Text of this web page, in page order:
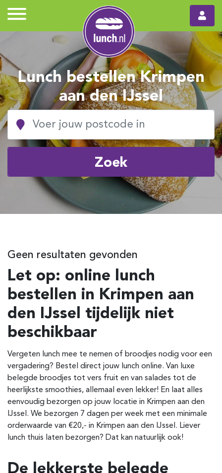
Lunch bestellen Krimpen
aan den IJssel
Zoek
Geen resultaten gevonden
Let op: online lunch
bestellen in Krimpen aan
den IJssel tijdelijk niet
beschikbaar
Vergeten lunch mee te nemen of broodjes nodig voor een
vergadering? Bestel direct jouw lunch online. Van luxe
belegde broodjes tot vers fruit en van salades tot de
heerlijkste smoothies, allemaal even lekker! En laat alles
eenvoudig bezorgen op jouw locatie in Krimpen aan den
IJssel. We bezorgen 7 dagen per week met een minimale
orderwaarde van €20,- in Krimpen aan den IJssel. Liever
lunch thuis laten bezorgen? Dat kan natuurlijk ook!
De lekkerste belegde